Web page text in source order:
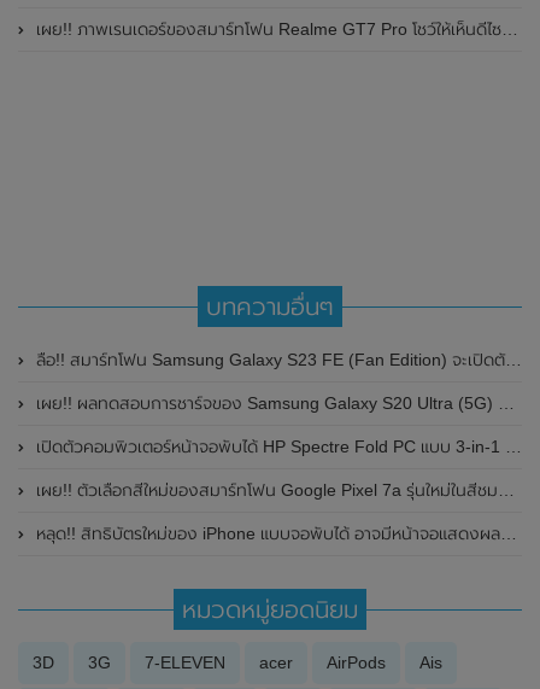
เผย!! ภาพเรนเดอร์ของสมาร์ทโฟน Realme GT7 Pro โชว์ให้เห็นดีไซน์ใหม่ พร้อมเผยรายละเอียดสเปกที่สำคัญบางส่วน
บทความอื่นๆ
ลือ!! สมาร์ทโฟน Samsung Galaxy S23 FE (Fan Edition) จะเปิดตัวในช่วงครึ่งหลังของปี 2023 นี้ มาพร้อมชิปเซ็ตSnapdragon 8+ Gen 1
เผย!! ผลทดสอบการชาร์จของ Samsung Galaxy S20 Ultra (5G) รวดเร็วน่าประทับใจ
เปิดตัวคอมพิวเตอร์หน้าจอพับได้ HP Spectre Fold PC แบบ 3-in-1 เครื่องแรกของโลก สามารถใช้งานได้หลากหลาย และมีขนาดที่บางมาก
เผย!! ตัวเลือกสีใหม่ของสมาร์ทโฟน Google Pixel 7a รุ่นใหม่ในสีชมพูอมส้ม Coral พร้อมเผยราคาในแคนาดา
หลุด!! สิทธิบัตรใหม่ของ iPhone แบบจอพับได้ อาจมีหน้าจอแสดงผลแบบ Self-Healing ที่สามารถรักษาตัวเองได้จากรอยขีดข่วน
หมวดหมู่ยอดนิยม
3D 3G 7-ELEVEN acer AirPods Ais